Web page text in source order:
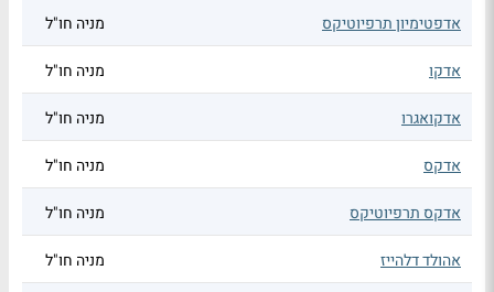
אדפטימיון תרפיוטיקס
מניה חו"ל
אדקו מניה חו"ל
אדקואגרו מניה חו"ל
אדקס מניה חו"ל
אדקס תרפיוטיקס מניה חו"ל
אהולד דלהייז מניה חו"ל